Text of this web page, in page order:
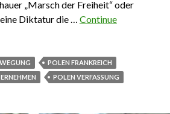
„Marsch der Freiheit“ oder
Diktatur die … Continue
aus Polen 30. April – 13. Mai 2017
POLEN FRANKREICH
POLEN VERFASSUNG